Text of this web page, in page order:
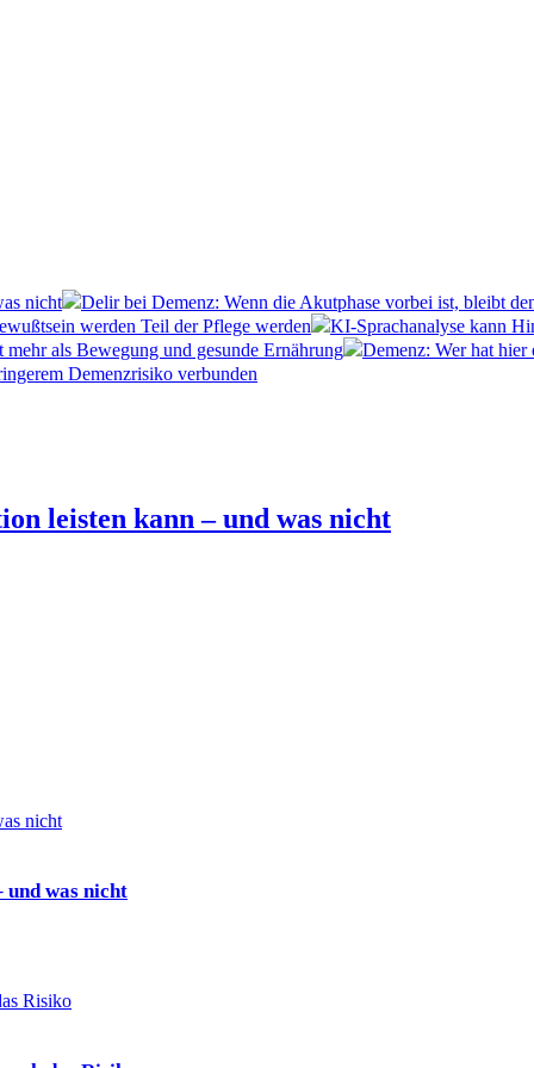
nicht Delir bei Demenz: Wenn die Akutphase vorbei ist, bleibt
werden Teil der Pflege werden KI-Sprachanalyse kann
mehr als Bewegung und gesunde Ernährung Demenz: Wer hat hier
Demenzrisiko verbunden
leisten kann – und was nicht
und was nicht